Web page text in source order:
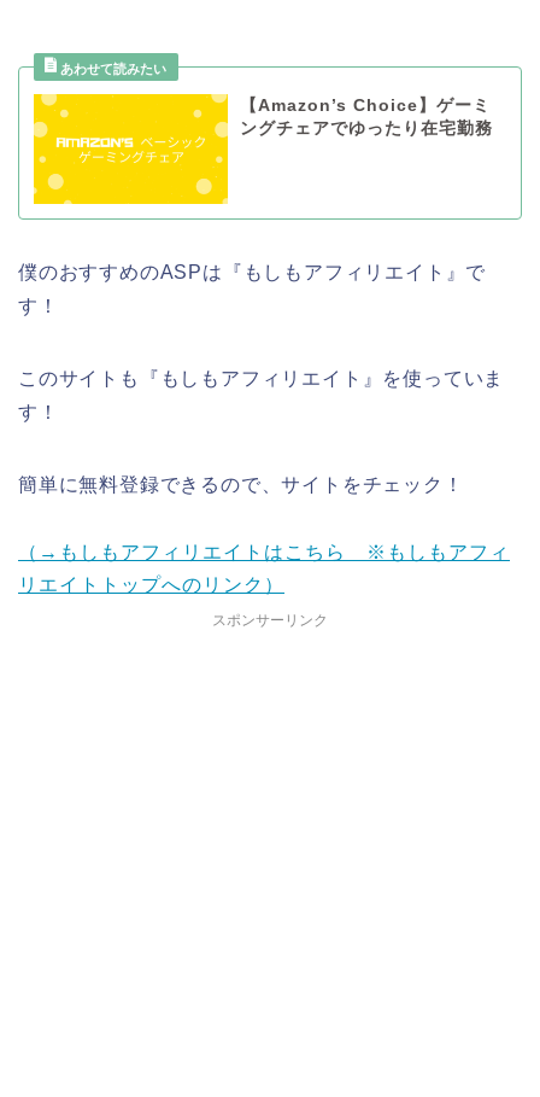
【Amazon’s Choice】ゲーミ
ングチェアでゆったり在宅勤務
僕のおすすめのASPは『もしもアフィリエイト』で
す！
このサイトも『もしもアフィリエイト』を使っていま
す！
簡単に無料登録できるので、サイトをチェック！
（→もしもアフィリエイトはこちら ※もしもアフィ
リエイトトップへのリンク）
スポンサーリンク